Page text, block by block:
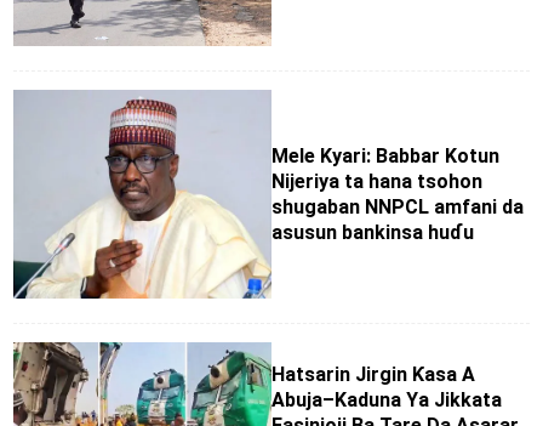
Mele Kyari: Babbar Kotun
Nijeriya ta hana tsohon
shugaban NNPCL amfani da
asusun bankinsa huɗu
Hatsarin Jirgin Ƙasa A
Abuja–Kaduna Ya Jikkata